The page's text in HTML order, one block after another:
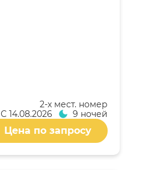
2-x мест. номер
С 14.08.2026 9 ночей
Цена по запросу